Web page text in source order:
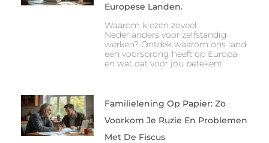
Europese Landen.
Waarom kiezen zoveel
Nederlanders voor zelfstandig
werken? Ontdek waarom ons land
een voorsprong heeft op Europa
en wat dat voor jou betekent.
Familielening Op Papier: Zo
Voorkom Je Ruzie En Problemen
Met De Fiscus